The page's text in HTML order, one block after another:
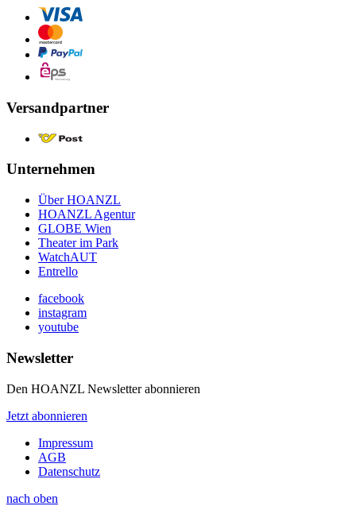
Versandpartner
Unternehmen
Über HOANZL
HOANZL Agentur
GLOBE Wien
Theater im Park
WatchAUT
Entrello
facebook
instagram
youtube
Newsletter
Den HOANZL Newsletter abonnieren
Jetzt abonnieren
Impressum
AGB
Datenschutz
nach oben